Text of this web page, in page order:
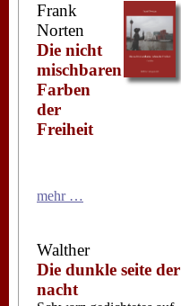
Frank
Norten
Die nicht
mischbaren
Farben
der
Freiheit
mehr …
Walther
Die dunkle seite der
nacht